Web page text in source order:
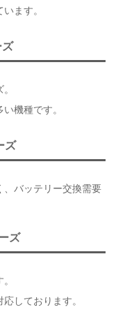
ます。
機種です。
ズ
、バッテリー交換需要
ズ
しております。